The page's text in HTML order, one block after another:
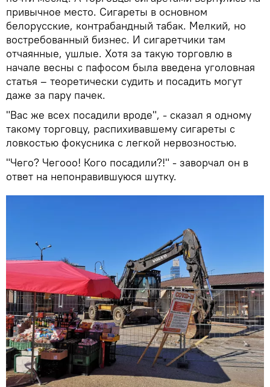
привычное место. Сигареты в основном
белорусские, контрабандный табак. Мелкий, но
востребованный бизнес. И сигаретчики там
отчаянные, ушлые. Хотя за такую торговлю в
начале весны с пафосом была введена уголовная
статья – теоретически судить и посадить могут
даже за пару пачек.
"Вас же всех посадили вроде", - сказал я одному
такому торговцу, распихивавшему сигареты с
ловкостью фокусника с легкой нервозностью.
"Чего? Чегооо! Кого посадили?!" - заворчал он в
ответ на непонравившуюся шутку.